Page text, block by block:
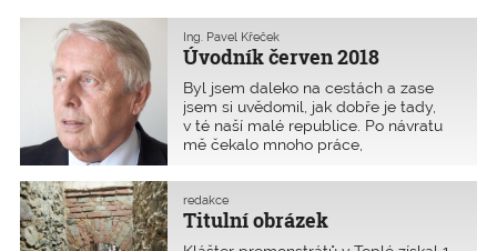
Úvodník červen 2018
Ing. Pavel Křeček
Byl jsem daleko na cestách a zase
jsem si uvědomil, jak dobře je tady,
v té naší malé republice. Po návratu
mě čekalo mnoho práce,
připadala jako džungle, ze které jsem
se vrátil. Malér je, že je takové sucho.
Politika zasahuje do všeho – i do
Titulní obrázek
redakce